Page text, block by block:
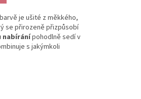
je ušité z měkkého,
se přirozeně přizpůsobí
nabíránípohodlně sedí v
s jakýmkoli